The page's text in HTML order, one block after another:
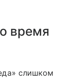
время
слишком